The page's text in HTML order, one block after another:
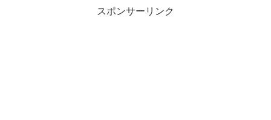
スポンサーリンク